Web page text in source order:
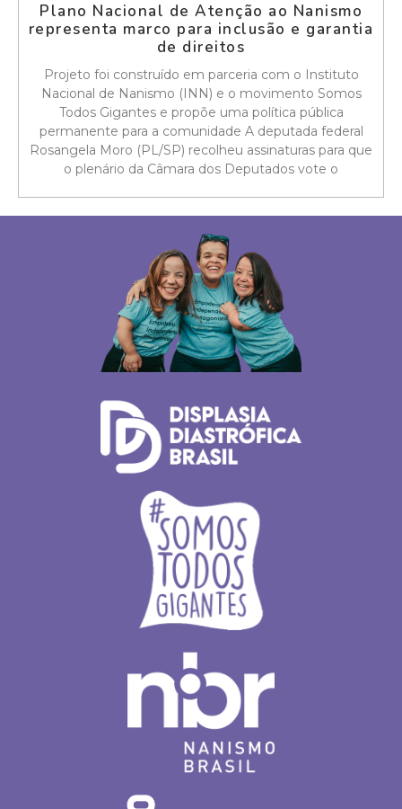
Plano Nacional de Atenção ao Nanismo
representa marco para inclusão e garantia
de direitos
Projeto foi construído em parceria com o Instituto
Nacional de Nanismo (INN) e o movimento Somos
Todos Gigantes e propõe uma política pública
permanente para a comunidade A deputada federal
Rosangela Moro (PL/SP) recolheu assinaturas para que
o plenário da Câmara dos Deputados vote o